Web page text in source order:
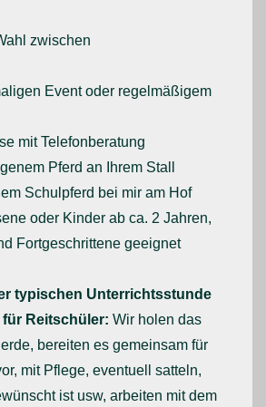
zwischen
Event oder regelmäßigem
mit Telefonberatung
Pferd an Ihrem Stall
Schulpferd bei mir am Hof
oder Kinder ab ca. 2 Jahren,
Fortgeschrittene geeignet
typischen Unterrichtsstunde
für Reitschüler: Wir holen das
bereiten es gemeinsam für
mit Pflege, eventuell satteln,
ist usw, arbeiten mit dem